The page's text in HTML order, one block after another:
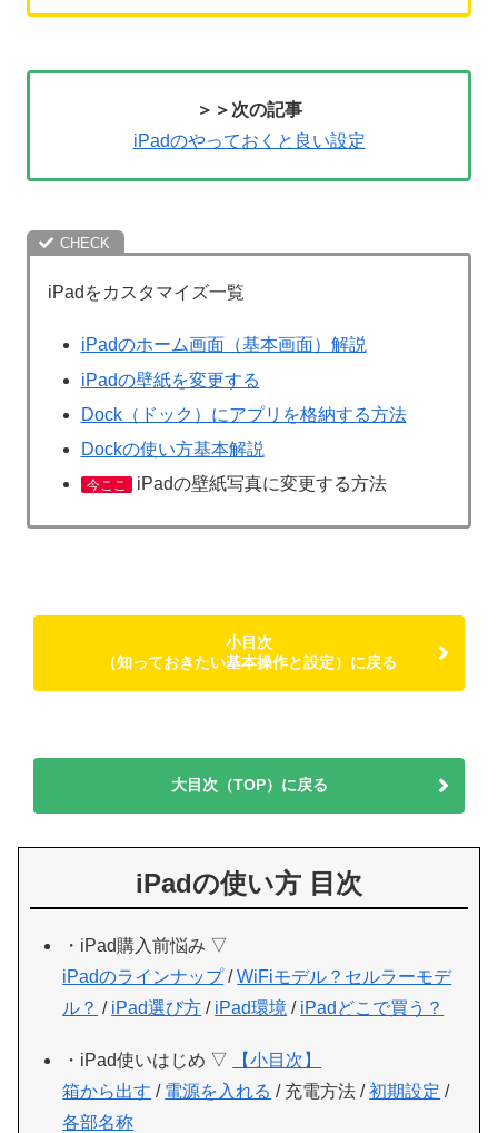
＞＞次の記事
iPadのやっておくと良い設定
iPadをカスタマイズ一覧
iPadのホーム画面（基本画面）解説
iPadの壁紙を変更する
Dock（ドック）にアプリを格納する方法
Dockの使い方基本解説
今ここ iPadの壁紙写真に変更する方法
小目次
（知っておきたい基本操作と設定）に戻る
大目次（TOP）に戻る
iPadの使い方 目次
・iPad購入前悩み ▽
iPadのラインナップ/WiFiモデル？セルラーモデ
ル？ / iPad選び方 / iPad環境 / iPadどこで買う？
・iPad使いはじめ ▽
【小目次】
箱から出す / 電源を入れる / 充電方法 /初期設定 /
各部名称